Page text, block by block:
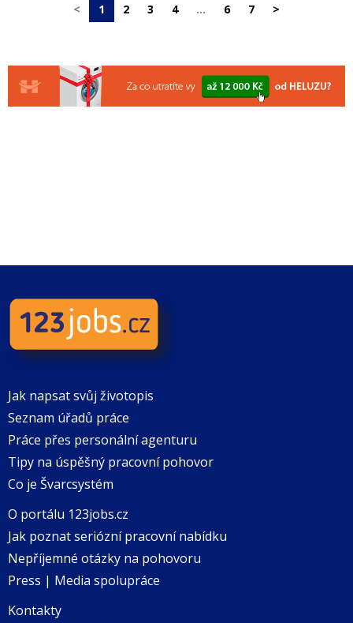
< 1 2 3 4 … 6 7 >
Jak napsat svůj životopis
Seznam úřadů práce
Práce přes personální agenturu
Tipy na úspěšný pracovní pohovor
Co je Švarcsystém
O portálu 123jobs.cz
Jak poznat seriózní pracovní nabídku
Nepříjemné otázky na pohovoru
Press | Media spolupráce
Kontakty